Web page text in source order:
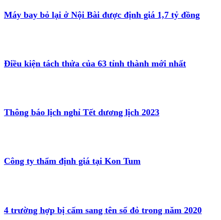
Máy bay bỏ lại ở Nội Bài được định giá 1,7 tỷ đồng
Điều kiện tách thửa của 63 tỉnh thành mới nhất
Thông báo lịch nghỉ Tết dương lịch 2023
Công ty thẩm định giá tại Kon Tum
4 trường hợp bị cấm sang tên sổ đỏ trong năm 2020